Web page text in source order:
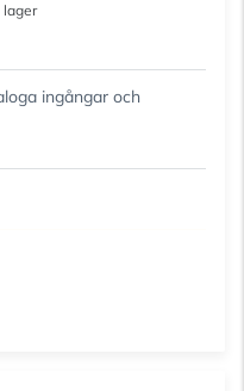
lager
ingångar och